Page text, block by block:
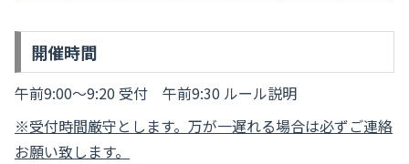
開催時間
午前9:00～9:20 受付 午前9:30 ルール説明
※受付時間厳守とします。万が一遅れる場合は必ずご連絡
お願い致します。